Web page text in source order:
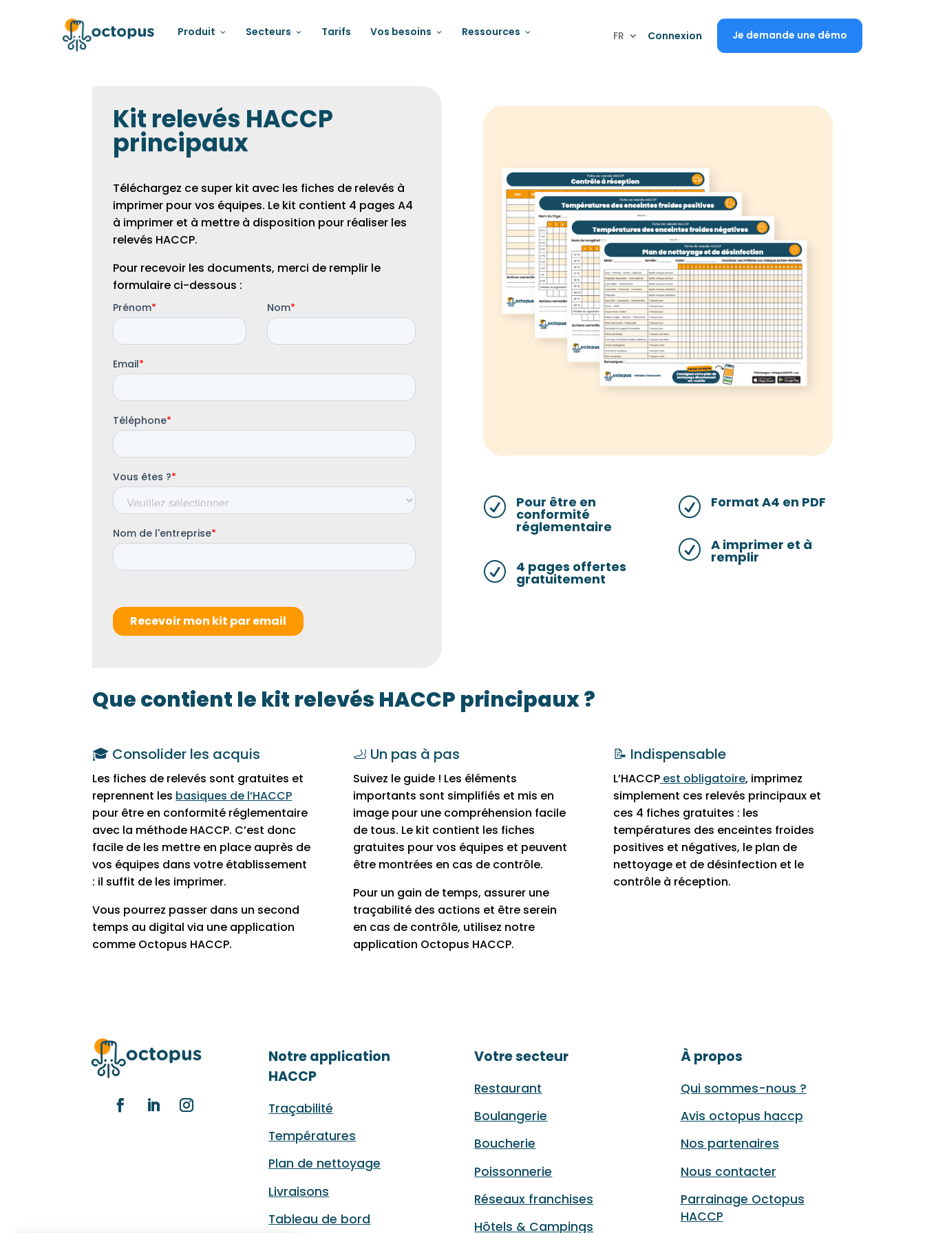
Produit Secteurs Tarifs Vos besoins Ressources FR Connexion Je demande une démo
Kit relevés HACCP
principaux
Téléchargez ce super kit avec les fiches de relevés à
imprimer pour vos équipes. Le kit contient 4 pages A4
à imprimer et à mettre à disposition pour réaliser les
relevés HACCP.
Pour recevoir les documents, merci de remplir le
formulaire ci-dessous :
R Pour être en
conformité
réglementaire
R 4 pages offertes
gratuitement
R Format A4 en PDF
R A imprimer et à
remplir
Que contient le kit relevés HACCP principaux ?
🎓 Consolider les acquis
Les fiches de relevés sont gratuites et
reprennent les basiques de l’HACCP
pour être en conformité réglementaire
avec la méthode HACCP. C’est donc
facile de les mettre en place auprès de
vos équipes dans votre établissement
: il suffit de les imprimer.
Vous pourrez passer dans un second
temps au digital via une application
comme Octopus HACCP.
🦶 Un pas à pas
Suivez le guide ! Les éléments
importants sont simplifiés et mis en
image pour une compréhension facile
de tous. Le kit contient les fiches
gratuites pour vos équipes et peuvent
être montrées en cas de contrôle.
Pour un gain de temps, assurer une
traçabilité des actions et être serein
en cas de contrôle, utilisez notre
application Octopus HACCP.
📝 Indispensable
L’HACCPest obligatoire, imprimez
simplement ces relevés principaux et
ces 4 fiches gratuites : les
températures des enceintes froides
positives et négatives, le plan de
nettoyage et de désinfection et le
contrôle à réception.
Notre application
HACCP
Traçabilité
Températures
Plan de nettoyage
Livraisons
Tableau de bord
Votre secteur
Restaurant
Boulangerie
Boucherie
Poissonnerie
Réseaux franchises
Hôtels & Campings
À propos
Qui sommes-nous ?
Avis octopus haccp
Nos partenaires
Nous contacter
Parrainage Octopus
HACCP